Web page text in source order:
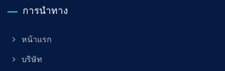
การนำทาง
หน้าแรก
บริษัท